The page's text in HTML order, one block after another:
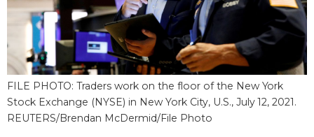
Политика
Экономика
Общество
Японский калейдоскоп
Семья
Еда и напитки
FILE PHOTO: Traders work on the floor of the New York
Stock Exchange (NYSE) in New York City, U.S., July 12, 2021.
REUTERS/Brendan McDermid/File Photo